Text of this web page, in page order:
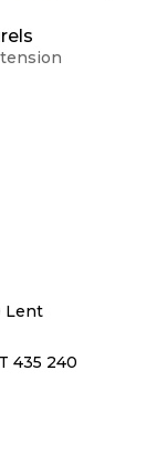
Lent
435 240